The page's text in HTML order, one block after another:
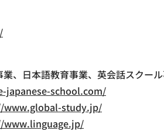
、日本語教育事業、英会話スクー
japanese-school.com/
www.global-study.jp/
www.linguage.jp/